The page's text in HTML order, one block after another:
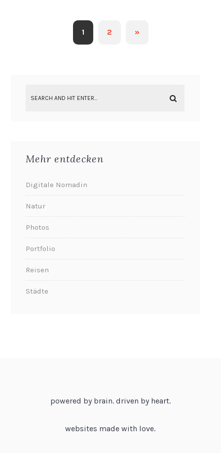
1 2 »
Mehr entdecken
Digitale Nomadin
Natur
Photos
Portfolio
Reisen
Städte
powered by brain. driven by heart.
websites made with love.